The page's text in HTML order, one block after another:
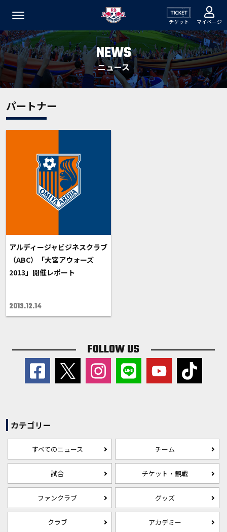
チケット マイページ
NEWS
ニュース
パートナー
アルディージャビジネスクラブ
（ABC）「大宮アウォーズ
2013」開催レポート
2013.12.14
FOLLOW US
カテゴリー
すべてのニュース チーム
試合 チケット・観戦
ファンクラブ グッズ
クラブ アカデミー